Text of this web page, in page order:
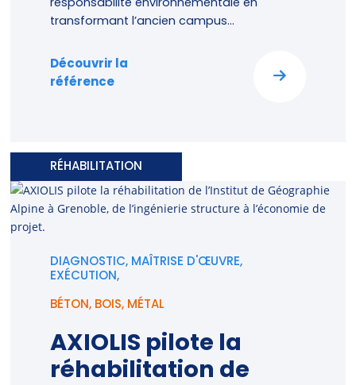
responsabilité environnementale en
transformant l’ancien campus...
Découvrir la
référence
RÉHABILITATION
DIAGNOSTIC, MAÎTRISE D'ŒUVRE,
EXÉCUTION,
BÉTON, BOIS, MÉTAL
AXIOLIS pilote la
réhabilitation de